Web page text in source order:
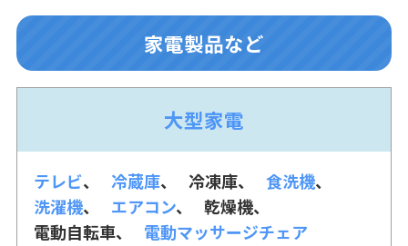
家電製品など
大型家電
テレビ 冷蔵庫 冷凍庫
食洗機
洗濯機
エアコン
乾燥機
電動自転車
電動マッサージチェア